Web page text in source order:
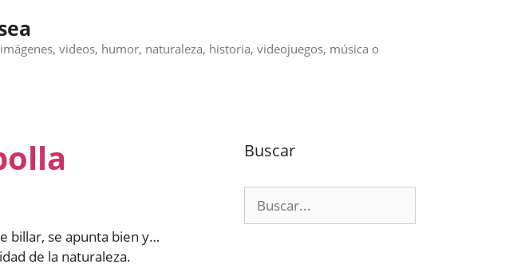
videos, humor, naturaleza, historia, videojuegos, música o
billar, se apunta bien y…
de la naturaleza.
Buscar